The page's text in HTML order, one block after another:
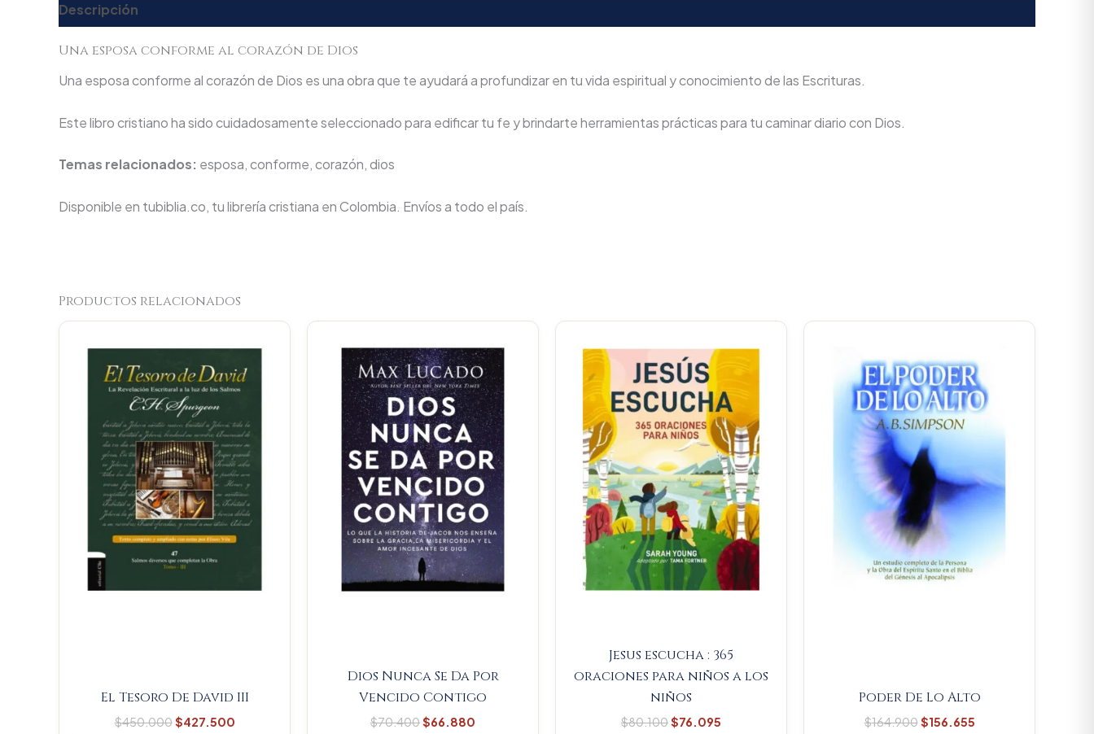
Descripción
Una esposa conforme al corazón de Dios
Una esposa conforme al corazón de Dios es una obra que te ayudará a profundizar en tu vida espiritual y conocimiento de las Escrituras.
Este libro cristiano ha sido cuidadosamente seleccionado para edificar tu fe y brindarte herramientas prácticas para tu caminar diario con Dios.
Temas relacionados: esposa, conforme, corazón, dios
Disponible en tubiblia.co, tu librería cristiana en Colombia. Envíos a todo el país.
Productos relacionados
El Tesoro De David III
$450.000
$450.000.
$427.500
$427.500.
Dios Nunca Se Da Por
Vencido Contigo
$70.400
was:
$70.400.
$66.880
is:
$66.880.
Jesus escucha : 365
oraciones para niños a los
niños
$80.100
was:
$80.100.
$76.095
$76.095.
Poder De Lo Alto
$164.900
was:
$164.900.
$156.655
$156.655.